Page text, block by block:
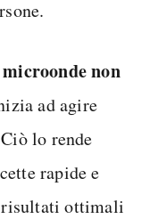
non
ad agire
lo rende
rapide e
risultati ottimali